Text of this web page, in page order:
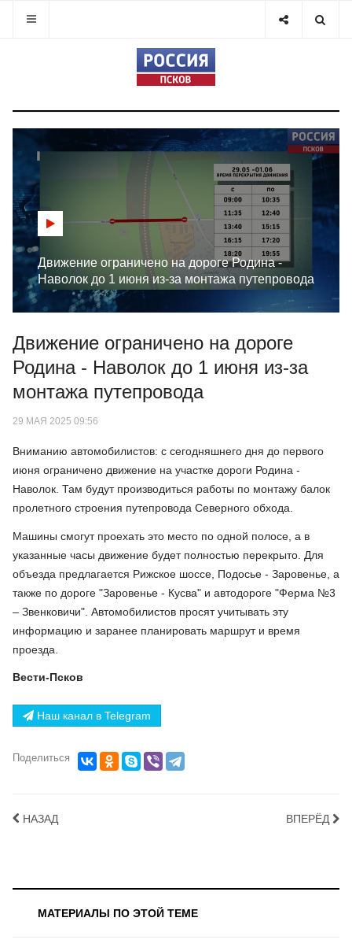
Движение ограничено на дороге Родина -
Наволок до 1 июня из-за монтажа путепровода
Движение ограничено на дороге
Родина - Наволок до 1 июня из-за
монтажа путепровода
29 МАЯ 2025 09:56
Вниманию автомобилистов: с сегодняшнего дня до первого
июня ограничено движение на участке дороги Родина -
Наволок. Там будут производиться работы по монтажу балок
пролетного строения путепровода Северного обхода.
Машины смогут проехать это место по одной полосе, а в
указанные часы движение будет полностью перекрыто. Для
объезда предлагается Рижское шоссе, Подосье - Заровенье, а
также по дороге "Заровенье - Кусва" и автодороге "Ферма №3
– Звенковичи". Автомобилистов просят учитывать эту
информацию и заранее планировать маршрут и время
проезда.
Вести-Псков
Наш канал в Telegram
Поделиться
НАЗАД ВПЕРЁД
МАТЕРИАЛЫ ПО ЭТОЙ ТЕМЕ